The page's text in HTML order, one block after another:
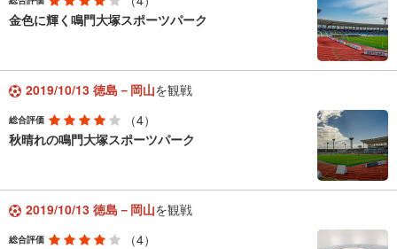
金色に輝く鳴門大塚スポーツパーク
2019/10/13 徳島－岡山を観戦
総合評価
（4）
秋晴れの鳴門大塚スポーツパーク
2019/10/13 徳島－岡山を観戦
総合評価
（4）